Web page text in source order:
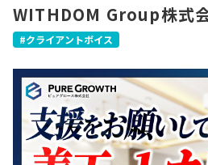
経営コンサルティ
PGハウス（住宅
採用チャンネル
成功報酬型コス
成長ビルダー視
土地・顧客管理
WITHDOM Group株式
クライアントボイス